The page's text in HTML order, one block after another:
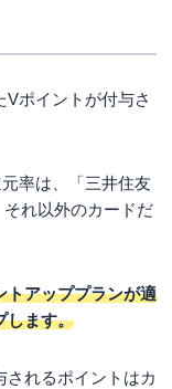
ポイントが付与さ
率は、「三井住友
れ以外のカードだ
トアッププランが適
します。
れるポイントはカ